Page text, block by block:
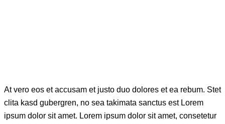
At vero eos et accusam et justo duo dolores et ea rebum. Stet
clita kasd gubergren, no sea takimata sanctus est Lorem
ipsum dolor sit amet. Lorem ipsum dolor sit amet, consetetur